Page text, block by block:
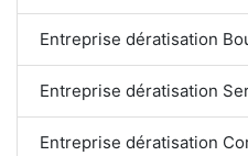
Entreprise dératisation
Entreprise dératisation
Entreprise dératisation